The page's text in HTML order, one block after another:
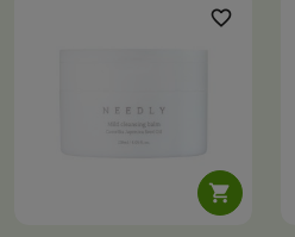
hialuronowym, niacynamidem,

favorite_border